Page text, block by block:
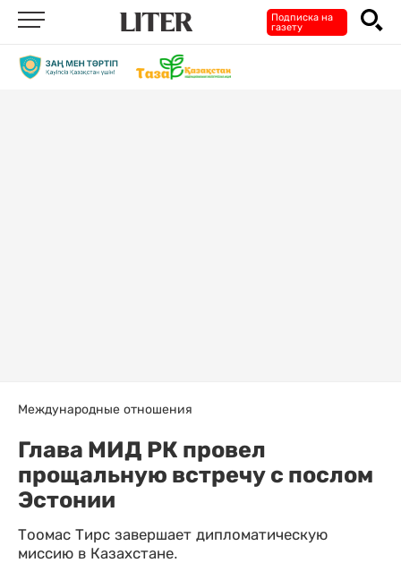
Подписка на
газету
Международные отношения
Глава МИД РК провел
прощальную встречу с послом
Эстонии
Тоомас Тирс завершает дипломатическую
миссию в Казахстане.